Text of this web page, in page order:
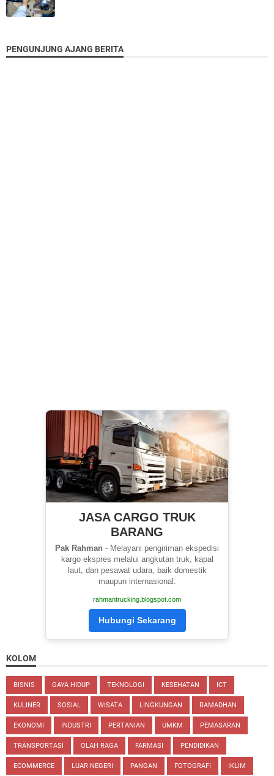
PENGUNJUNG AJANG BERITA
JASA CARGO TRUK
BARANG
Pak Rahman - Melayani pengiriman ekspedisi
kargo ekspres melalui angkutan truk, kapal
laut, dan pesawat udara, baik domestik
maupun internasional.
rahmantrucking.blogspot.com
Hubungi Sekarang
KOLOM
BISNIS GAYA HIDUP TEKNOLOGI KESEHATAN ICT
KULINER SOSIAL WISATA LINGKUNGAN RAMADHAN
EKONOMI INDUSTRI PERTANIAN UMKM PEMASARAN
TRANSPORTASI OLAH RAGA FARMASI PENDIDIKAN
ECOMMERCE LUAR NEGERI PANGAN FOTOGRAFI IKLIM